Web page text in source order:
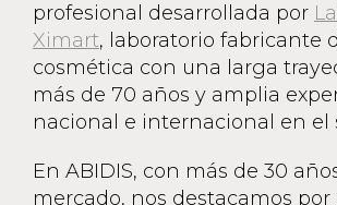
profesional desarrollada por
Ximart, laboratorio fabricante
cosmética con una larga
más de 70 años y amplia
nacional e internacional en el
En ABIDIS, con más de 30
mercado, nos destacamos